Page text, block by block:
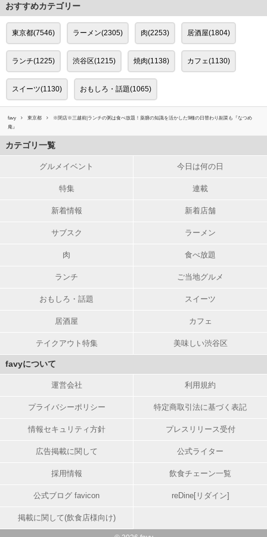
おすすめカテゴリー
東京都(7546) ラーメン(2305) 肉(2253) 居酒屋(1804)
ランチ(1225) 渋谷区(1215) 焼肉(1138) カフェ(1130)
スイーツ(1130) おもしろ・話題(1065)
favy 東京都
※閉店※三越前|ランチの粥は食べ放題！薬膳の知識を活かした9種の日替わり副菜も『なつめ
庵』
カテゴリ一覧
グルメイベント 今日は何の日
特集 連載
新着情報 新着店舗
サブスク ラーメン
肉 食べ放題
ランチ ご当地グルメ
おもしろ・話題 スイーツ
居酒屋 カフェ
テイクアウト特集 美味しい渋谷区
favyについて
運営会社 利用規約
プライバシーポリシー 特定商取引法に基づく表記
情報セキュリティ方針 プレスリリース受付
広告掲載に関して 公式ライター
採用情報 飲食チェーン一覧
公式ブログ favicon reDine[リダイン]
掲載に関して(飲食店様向け)